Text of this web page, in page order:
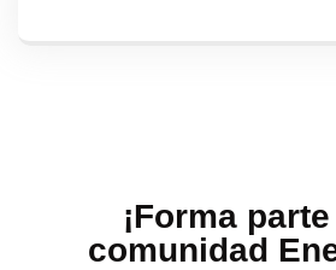
¡Forma
comunidad